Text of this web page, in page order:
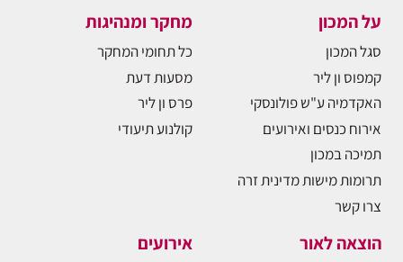
על המכון
סגל המכון
קמפוס ון ליר
האקדמיה ע"ש פולונסקי
אירוח כנסים ואירועים
תמיכה במכון
תרומות מישות מדינית זרה
צרו קשר
מחקר ומנהיגות
כל תחומי המחקר
מסעות דעת
פרס ון ליר
קולנוע תיעודי
הוצאה לאור אירועים